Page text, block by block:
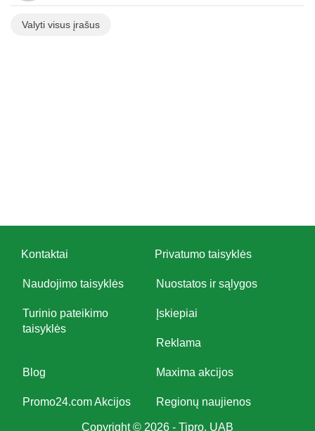
Valyti visus įrašus
Kontaktai Privatumo taisyklės
Naudojimo taisyklės Nuostatos ir sąlygos
Turinio pateikimo
taisyklės
Įskiepiai
Reklama
Blog Maxima akcijos
Promo24.com Akcijos Regionų naujienos
Copyright © 2026 - Tipro, UAB